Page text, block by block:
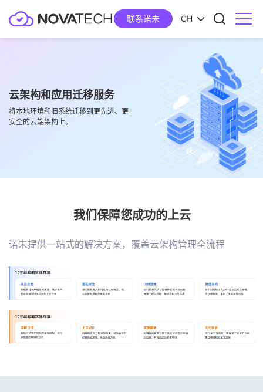
联系诺未 CH
云架构和应用迁移服务
将本地环境和旧系统迁移到更先进、更
安全的云端架构上。
我们保障您成功的上云
诺未提供一站式的解决方案，覆盖云架构管理全流程